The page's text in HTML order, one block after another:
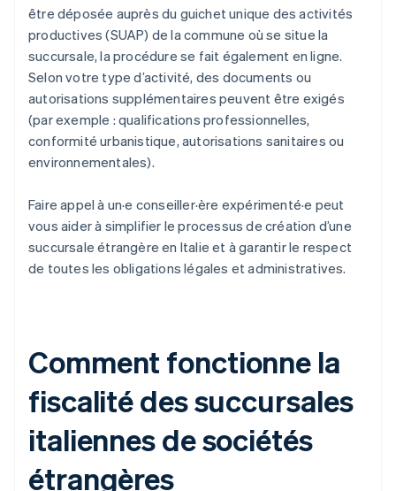
être déposée auprès du guichet unique des activités
productives (SUAP) de la commune où se situe la
succursale, la procédure se fait également en ligne.
Selon votre type d’activité, des documents ou
autorisations supplémentaires peuvent être exigés
(par exemple : qualifications professionnelles,
conformité urbanistique, autorisations sanitaires ou
environnementales).
Faire appel à un·e conseiller·ère expérimenté·e peut
vous aider à simplifier le processus de création d’une
succursale étrangère en Italie et à garantir le respect
de toutes les obligations légales et administratives.
Comment fonctionne la
fiscalité des succursales
italiennes de sociétés
étrangères